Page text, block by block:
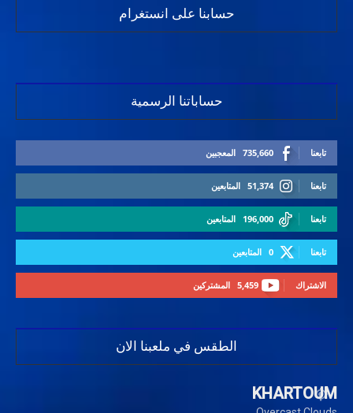
حسابنا على انستغرام
حساباتنا الرسمية
735,660 المعجبين تابعنا
51,374 المتابعين تابعنا
196,000 المتابعين تابعنا
0 المتابعين تابعنا
5,459 المشتركين الاشتراك
الطقس في ملعبنا الان
KHARTOUM